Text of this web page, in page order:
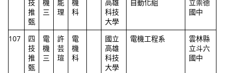
技
推
甄
機
三
能
理
機
科
高雄
科技
大學
自動化組
立崇德
國中
107
四
技
推
甄
電
機
三
許
芸
瑄
電
機
科
國立
高雄
科技
大學
電機工程系
雲林縣
立斗六
國中